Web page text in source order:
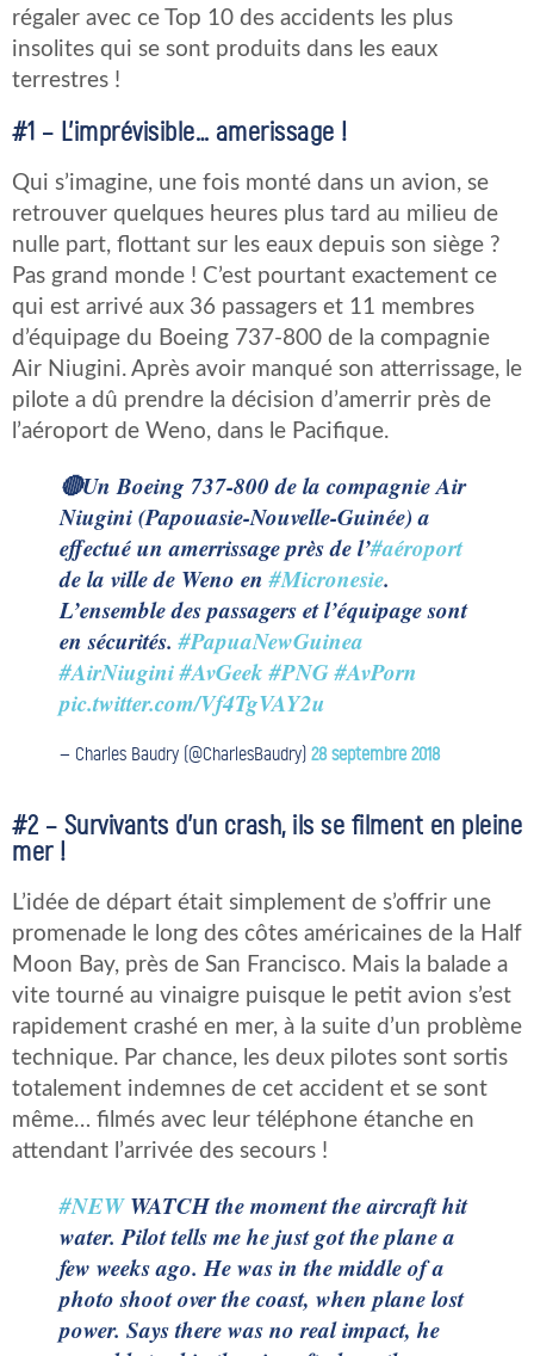
régaler avec ce Top 10 des accidents les plus
insolites qui se sont produits dans les eaux
terrestres !
#1 – L’imprévisible… amerissage !
Qui s’imagine, une fois monté dans un avion, se
retrouver quelques heures plus tard au milieu de
nulle part, flottant sur les eaux depuis son siège ?
Pas grand monde ! C’est pourtant exactement ce
qui est arrivé aux 36 passagers et 11 membres
d’équipage du Boeing 737-800 de la compagnie
Air Niugini. Après avoir manqué son atterrissage, le
pilote a dû prendre la décision d’amerrir près de
l’aéroport de Weno, dans le Pacifique.
🔴Un Boeing 737-800 de la compagnie Air
Niugini (Papouasie-Nouvelle-Guinée) a
effectué un amerrissage près de l’#aéroport
de la ville de Weno en#Micronesie.
L’ensemble des passagers et l’équipage sont
en sécurités.#PapuaNewGuinea
#AirNiugini#AvGeek #PNG#AvPorn
pic.twitter.com/Vf4TgVAY2u
— Charles Baudry (@CharlesBaudry) 28 septembre 2018
#2 – Survivants d’un crash, ils se filment en pleine
mer !
L’idée de départ était simplement de s’offrir une
promenade le long des côtes américaines de la Half
Moon Bay, près de San Francisco. Mais la balade a
vite tourné au vinaigre puisque le petit avion s’est
rapidement crashé en mer, à la suite d’un problème
technique. Par chance, les deux pilotes sont sortis
totalement indemnes de cet accident et se sont
même… filmés avec leur téléphone étanche en
attendant l’arrivée des secours !
#NEWWATCH the moment the aircraft hit
water. Pilot tells me he just got the plane a
few weeks ago. He was in the middle of a
photo shoot over the coast, when plane lost
power. Says there was no real impact, he